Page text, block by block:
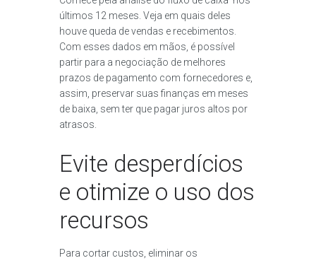
últimos 12 meses. Veja em quais deles
houve queda de vendas e recebimentos.
Com esses dados em mãos, é possível
partir para a negociação de melhores
prazos de pagamento com fornecedores e,
assim, preservar suas finanças em meses
de baixa, sem ter que pagar juros altos por
atrasos.
Evite desperdícios
e otimize o uso dos
recursos
Para cortar custos, eliminar os